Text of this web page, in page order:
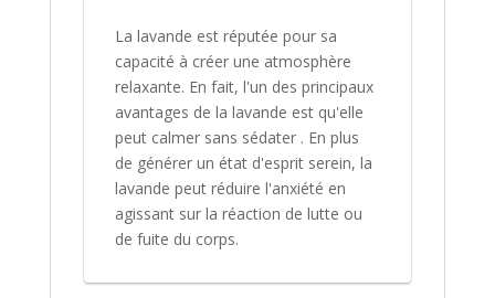
La lavande est réputée pour sa
capacité à créer une atmosphère
relaxante. En fait, l'un des principaux
avantages de la lavande est qu'elle
peut calmer sans sédater . En plus
de générer un état d'esprit serein, la
lavande peut réduire l'anxiété en
agissant sur la réaction de lutte ou
de fuite du corps.